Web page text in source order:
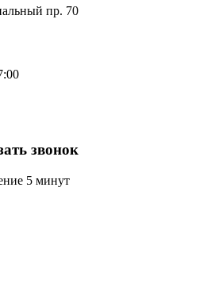
пр. 70
звонок
5 минут